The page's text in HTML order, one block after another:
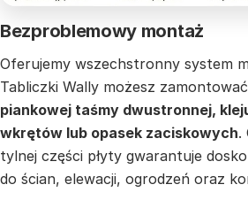
Bezproblemowy montaż
Oferujemy wszechstronny system
Tabliczki Wally możesz
piankowej taśmy dwustronnej,
wkrętów lub opasek zaciskowych.
tylnej części płyty gwarantuje
do ścian, elewacji, ogrodzeń oraz